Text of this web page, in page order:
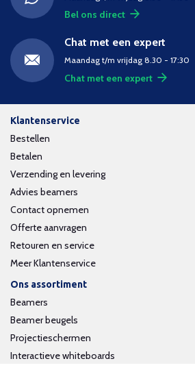
Bel ons direct
Chat met een expert
Maandag t/m vrijdag 8.30 - 17:30
Chat met een expert
Klantenservice
Bestellen
Betalen
Verzending en levering
Advies beamers
Contact opnemen
Offerte aanvragen
Retouren en service
Meer Klantenservice
Ons assortiment
Beamers
Beamer beugels
Projectieschermen
Interactieve whiteboards